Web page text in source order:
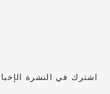
اشترك في النشرة